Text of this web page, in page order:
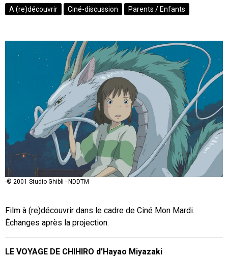
A (re)découvrir Ciné-discussion Parents / Enfants
-© 2001 Studio Ghibli - NDDTM
Film à (re)découvrir dans le cadre de Ciné Mon Mardi.
Échanges après la projection.
LE VOYAGE DE CHIHIRO d’Hayao Miyazaki